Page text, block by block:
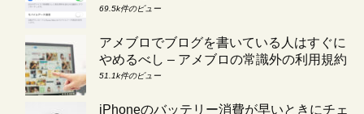
69.5k件のビュー
アメブロでブログを書いている人はすぐに
やめるべし – アメブロの常識外の利用規約
51.1k件のビュー
iPhoneのバッテリー消費が早いときにチェ